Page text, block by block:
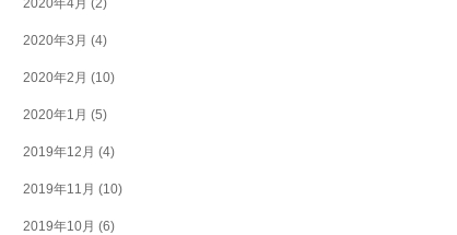
2020年3月 (4)
2020年2月 (10)
2020年1月 (5)
2019年12月 (4)
2019年11月 (10)
2019年10月 (6)